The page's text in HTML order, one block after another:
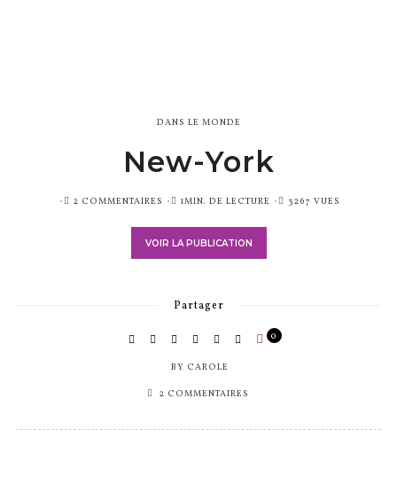
DANS LE MONDE
New-York
PUBLIÉ2 COMMENTAIRES 1MIN. DE LECTURE 3267 VUES
VOIR LA PUBLICATION
Partager
BY CAROLE
0
2 COMMENTAIRES